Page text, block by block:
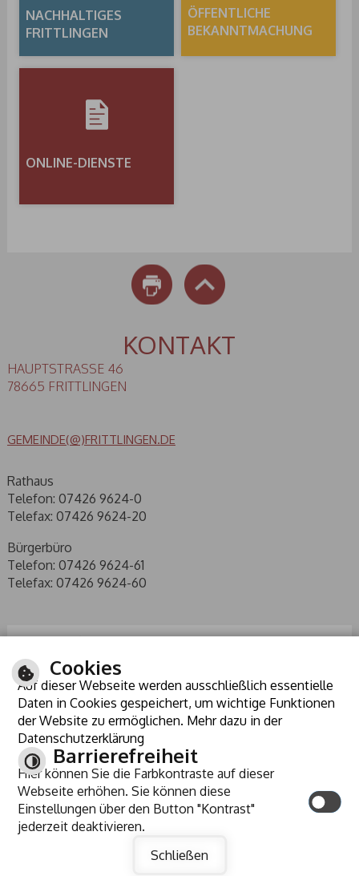
NACHHALTIGES
FRITTLINGEN
ÖFFENTLICHE
BEKANNTMACHUNG
ONLINE-DIENSTE
NACH OBEN
KONTAKT
HAUPTSTRASSE 46
78665 FRITTLINGEN
GEMEINDE(@)FRITTLINGEN.DE
Rathaus
Telefon: 07426 9624-0
Telefax: 07426 9624-20
Bürgerbüro
Telefon: 07426 9624-61
Telefax: 07426 9624-60
ANREISE
KONTRAST
BARRIEREFREIHEIT
Cookies
Auf dieser Webseite werden ausschließlich essentielle
Daten in Cookies gespeichert, um wichtige Funktionen
der Website zu ermöglichen. Mehr dazu in der
Datenschutzerklärung
Barrierefreiheit
Hier können Sie die Farbkontraste auf dieser
Webseite erhöhen. Sie können diese
Einstellungen über den Button "Kontrast"
jederzeit deaktivieren.
Schließen